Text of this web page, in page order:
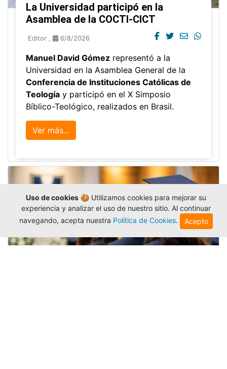
La Universidad participó en la
Asamblea de la COCTI-CICT
Editor , 6/8/2026
Manuel David Gómez representó a la
Universidad en la Asamblea General de la
Conferencia de Instituciones Católicas de
Teología y participó en el X Simposio
Bíblico-Teológico, realizados en Brasil.
Ver más...
Uso de cookies🍪 Utilizamos cookies para mejorar su
experiencia y analizar el uso de nuestro sitio. Al continuar
navegando, acepta nuestra Política de Cookies. Acepto